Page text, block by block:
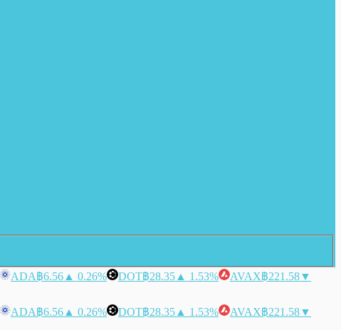
ADA฿6.56 ▲ 0.26% DOT฿28.35 ▲ 1.53% AVAX฿221.58▼
ADA฿6.56 ▲ 0.26% DOT฿28.35 ▲ 1.53% AVAX฿221.58▼